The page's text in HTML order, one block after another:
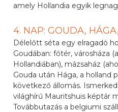
amely Hollandia egyik
4. NAP: GOUDA,
Délelőtt séta egy elragadó
Goudában: főtér, városháza
Hollandiában), mázsaház
Gouda után Hága, a holland
következő állomás.
világhírű Mauritshuis képtár
Továbbutazás a belgiumi